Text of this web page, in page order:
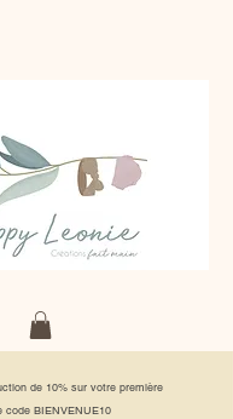
de 10% sur votre première
code BIENVENUE10